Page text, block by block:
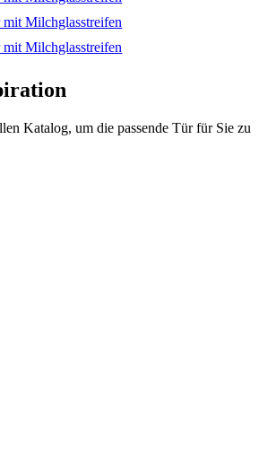
Katalog, um die passende Tür für Sie zu